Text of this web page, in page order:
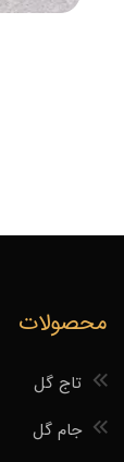
محصولات
تاج گل
جام گل